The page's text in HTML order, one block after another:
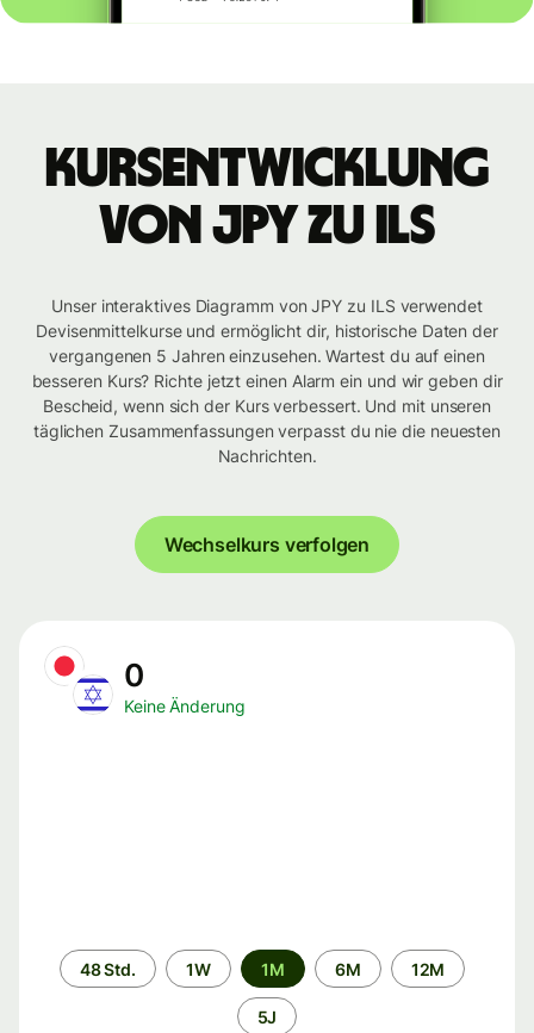
Kursentwicklung
von JPY zu ILS
Unser interaktives Diagramm von JPY zu ILS verwendet
Devisenmittelkurse und ermöglicht dir, historische Daten der
vergangenen 5 Jahren einzusehen. Wartest du auf einen
besseren Kurs? Richte jetzt einen Alarm ein und wir geben dir
Bescheid, wenn sich der Kurs verbessert. Und mit unseren
täglichen Zusammenfassungen verpasst du nie die neuesten
Nachrichten.
Wechselkurs verfolgen
0
Keine Änderung
Zeitraum
48 Std. 1W 1M 6M 12M
5J